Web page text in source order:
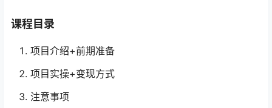
课程目录
项目介绍+前期准备
项目实操+变现方式
注意事项